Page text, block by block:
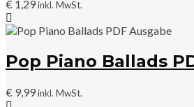
€ 1,29inkl. MwSt.
Pop Piano Ballads
€ 9,99inkl. MwSt.